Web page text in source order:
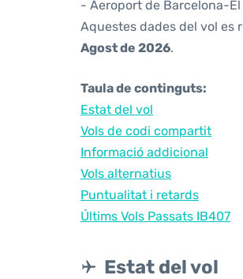
- Aeroport de Barcelona-El
Aquestes dades del vol es
Agost de 2026.
Taula de continguts:
Estat del vol
Vols de codi compartit
Informació addicional
Vols alternatius
Puntualitat i retards
Últims Vols Passats IB407
Estat del vol